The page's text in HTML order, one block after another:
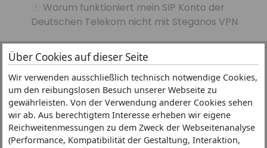
Warum funktioniert mein SIP Konto der
Deutschen Telekom nicht mit Steganos VPN
Ninja Partner
Impressum
Juggler
FAQ's
AGB
Mia (VOP)
Support
Datenschutz
Über Cookies auf dieser Seite
Wir verwenden ausschließlich technisch notwendige Cookies,
um den reibungslosen Besuch unserer Webseite zu
gewährleisten. Von der Verwendung anderer Cookies sehen
wir ab. Aus berechtigtem Interesse erheben wir eigene
Reichweitenmessungen zu dem Zweck der Webseitenanalyse
(Performance, Kompatibilität der Gestaltung, Interaktion,